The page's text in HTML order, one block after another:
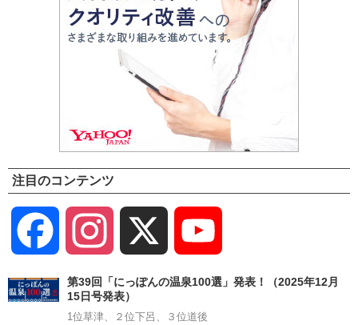
注目のコンテンツ
Facebook Instagram
Channel
第39回「にっぽんの温泉100選」発表！（2025年12月
15日号発表）
1位草津、２位下呂、３位道後